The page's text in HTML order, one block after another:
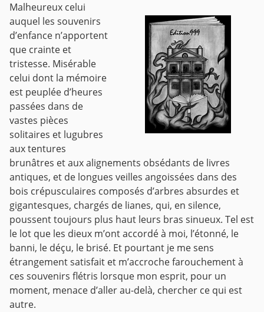
Malheureux celui
auquel les souvenirs
d’enfance n’apportent
que crainte et
tristesse. Misérable
celui dont la mémoire
est peuplée d’heures
passées dans de
vastes pièces
solitaires et lugubres
aux tentures
brunâtres et aux alignements obsédants de livres
antiques, et de longues veilles angoissées dans des
bois crépusculaires composés d’arbres absurdes et
gigantesques, chargés de lianes, qui, en silence,
poussent toujours plus haut leurs bras sinueux. Tel est
le lot que les dieux m’ont accordé à moi, l’étonné, le
banni, le déçu, le brisé. Et pourtant je me sens
étrangement satisfait et m’accroche farouchement à
ces souvenirs flétris lorsque mon esprit, pour un
moment, menace d’aller au-delà, chercher ce qui est
autre.